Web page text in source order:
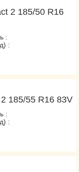
2 185/50 R16
:
:
185/55 R16 83V
:
: